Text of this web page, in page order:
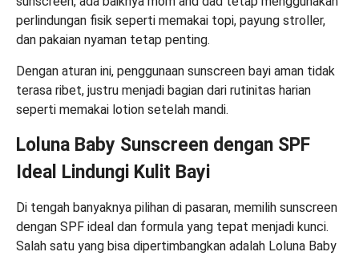
perlindungan fisik seperti memakai topi, payung stroller,
dan pakaian nyaman tetap penting.
Dengan aturan ini, penggunaan sunscreen bayi aman tidak
terasa ribet, justru menjadi bagian dari rutinitas harian
seperti memakai lotion setelah mandi.
Loluna Baby Sunscreen dengan SPF
Ideal Lindungi Kulit Bayi
Di tengah banyaknya pilihan di pasaran, memilih sunscreen
dengan SPF ideal dan formula yang tepat menjadi kunci.
Salah satu yang bisa dipertimbangkan adalah Loluna Baby